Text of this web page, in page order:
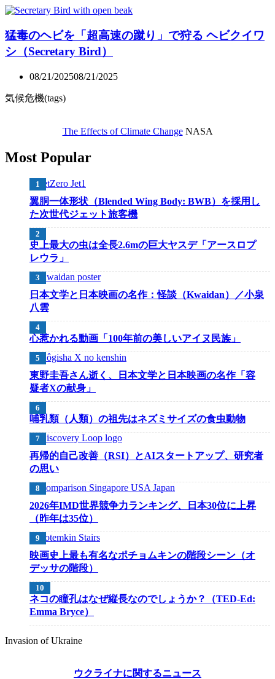
猛毒のヘビを「超高速の蹴り」で狩る ヘビクイワ
シ（Secretary Bird）
08/21/202508/21/2025
気候危機(tags)
The Effects of Climate ChangeNASA
Most Popular
翼胴一体形状（Blended Wing Body: BWB）を採用し
た次世代ジェット旅客機
史上最大の虫は全長2.6mの巨大ヤスデ「アースロプ
レウラ」
日本文学と日本映画の名作：怪談（Kwaidan）／小泉
八雲
心惹かれる動画「100年前の美しいアイヌ民族」
東野圭吾さん逝く、日本文学と日本映画の名作「容
疑者Xの献身」
哺乳類（人類）の祖先はネズミサイズの食虫動物
再帰的自己改善（RSI）とAIスタートアップ、研究者
の思い
2026年IMD世界競争力ランキング、日本30位に上昇
（昨年は35位）
映画史上最も有名なポチョムキンの階段シーン（オ
デッサの階段）
ネコの瞳孔はなぜ縦長なのでしょうか？（TED-Ed:
Emma Bryce）
Invasion of Ukraine
ウクライナに関するニュース